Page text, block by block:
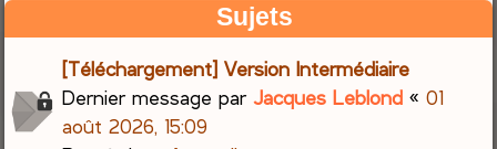
Sujets
[Téléchargement] Version Intermédiaire
Dernier message parJacques Leblond «01
août 2026, 15:09